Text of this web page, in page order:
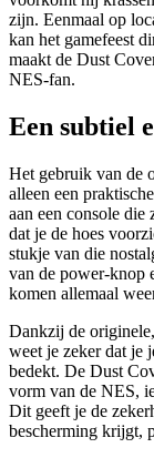
zijn. Eenmaal op
kan het gamefeest
maakt de Dust
NES-fan.
Een subtiel
Het gebruik van de
alleen een
aan een console
dat je de hoes
stukje van die
van de power-knop
komen allemaal
Dankzij de
weet je zeker dat je
bedekt. De Dust
vorm van de NES,
Dit geeft je de
bescherming krijgt,